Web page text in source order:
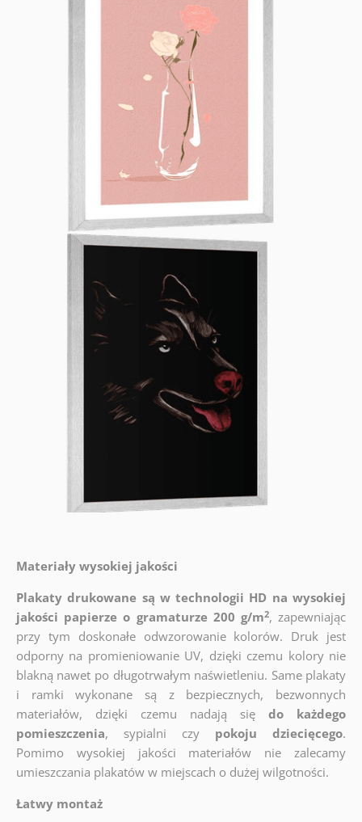
Materiały wysokiej jakości
Plakaty drukowane są w technologii HD na wysokiej
jakości papierze o gramaturze 200 g/m2, zapewniając
przy tym doskonałe odwzorowanie kolorów. Druk jest
odporny na promieniowanie UV, dzięki czemu kolory nie
blakną nawet po długotrwałym naświetleniu. Same plakaty
i ramki wykonane są z bezpiecznych, bezwonnych
materiałów, dzięki czemu nadają siędo każdego
pomieszczenia, sypialni czy pokoju dziecięcego.
Pomimo wysokiej jakości materiałów nie zalecamy
umieszczania plakatów w miejscach o dużej wilgotności.
Łatwy montaż